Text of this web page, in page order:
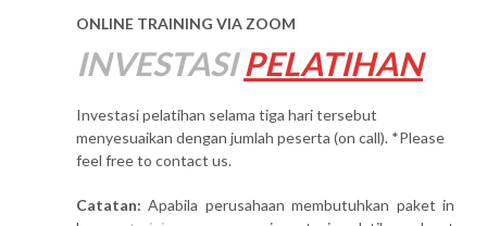
ONLINE TRAINING VIA ZOOM
INVESTASI PELATIHAN
Investasi pelatihan selama tiga hari tersebut
menyesuaikan dengan jumlah peserta (on call). *Please
feel free to contact us.
Catatan: Apabila perusahaan membutuhkan paket in